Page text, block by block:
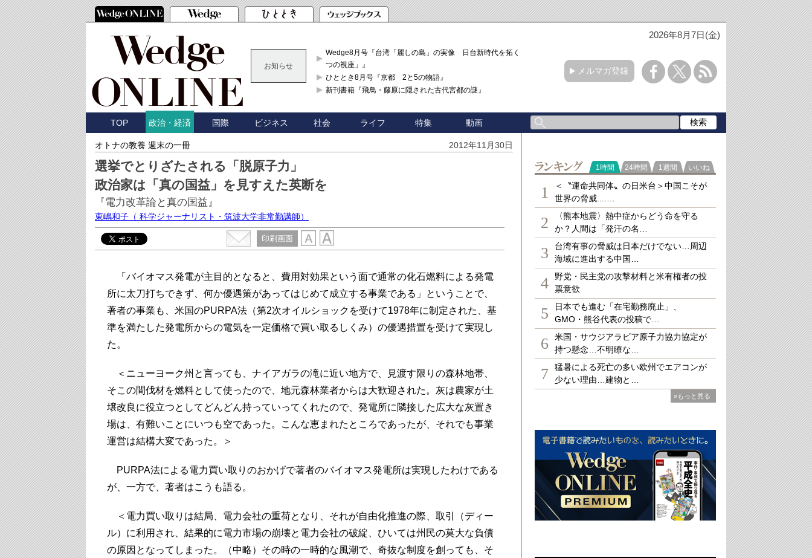
2026年8月7日(金)
お知らせ
Wedge8月号『台湾「麗しの島」の実像 日台新時代を拓く「3
つの視座」』
ひととき8月号『京都 2と5の物語』
新刊書籍『飛鳥・藤原に隠された古代宮都の謎』
メルマガ登録
TOP 政治・経済 国際 ビジネス 社会 ライフ 特集 動画
オトナの教養 週末の一冊 2012年11月30日
選挙でとりざたされる「脱原子力」
政治家は「真の国益」を見すえた英断を
『電力改革論と真の国益』
東嶋和子 （ 科学ジャーナリスト・筑波大学非常勤講師）
印刷画面
「バイオマス発電が主目的となると、費用対効果という面で通常の化石燃料による発電
所に太刀打ちできず、何か優遇策があってはじめて成立する事業である」ということで、
著者の事業も、米国のPURPA法（第2次オイルショックを受けて1978年に制定された、基
準を満たした発電所からの電気を一定価格で買い取るしくみ）の優遇措置を受けて実現し
た。
＜ニューヨーク州と言っても、ナイアガラの滝に近い地方で、見渡す限りの森林地帯、
そこの間伐材を燃料として使ったので、地元森林業者からは大歓迎された。灰は農家が土
壌改良に役立つとしてどんどん持っていってくれたので、発電所に隣接した広大な灰置き
場は、有難いことにいつも空であった。こんな恵まれたところであったが、それでも事業
運営は結構大変であった。＞
PURPA法による電力買い取りのおかげで著者のバイオマス発電所は実現したわけである
が、一方で、著者はこうも語る。
＜電力買い取りは結局、電力会社の重荷となり、それが自由化推進の際、取引（ディー
ル）に利用され、結果的に電力市場の崩壊と電力会社の破綻、ひいては州民の莫大な負債
の原因となってしまった。（中略）その時の一時的な風潮で、奇抜な制度を創っても、そ
ランキング
1時間 24時間 1週間 いいね
1
＜〝運命共同体〟の日米台＞中国こそが
世界の脅威....…
2
〈熊本地震〉熱中症からどう命を守る
か？人間は「発汗の名…
3
台湾有事の脅威は日本だけでない…周辺
海域に進出する中国…
4
野党・民主党の攻撃材料と米有権者の投
票意欲
5
日本でも進む「在宅勤務廃止」、
GMO・熊谷代表の投稿で…
6
米国・サウジアラビア原子力協力協定が
持つ懸念…不明瞭な…
7
猛暑による死亡の多い欧州でエアコンが
少ない理由…建物と…
»もっと見る